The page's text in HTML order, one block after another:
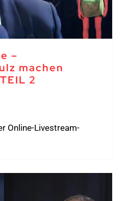
–
machen
2
Online-Livestream-